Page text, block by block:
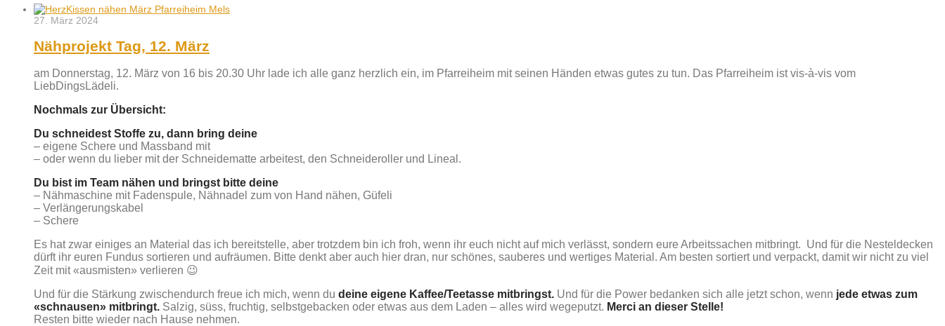
27. März 2024
Nähprojekt Tag, 12. März
am Donnerstag, 12. März von 16 bis 20.30 Uhr lade ich alle ganz herzlich ein, im Pfarreiheim mit seinen Händen etwas gutes zu tun. Das Pfarreiheim ist vis-à-vis vom
LiebDingsLädeli.
Nochmals zur Übersicht:
Du schneidest Stoffe zu, dann bring deine
– eigene Schere und Massband mit
– oder wenn du lieber mit der Schneidematte arbeitest, den Schneideroller und Lineal.
Du bist im Team nähen und bringst bitte deine
– Nähmaschine mit Fadenspule, Nähnadel zum von Hand nähen, Güfeli
– Verlängerungskabel
– Schere
Es hat zwar einiges an Material das ich bereitstelle, aber trotzdem bin ich froh, wenn ihr euch nicht auf mich verlässt, sondern eure Arbeitssachen mitbringt. Und für die Nesteldecken
dürft ihr euren Fundus sortieren und aufräumen. Bitte denkt aber auch hier dran, nur schönes, sauberes und wertiges Material. Am besten sortiert und verpackt, damit wir nicht zu viel
Zeit mit «ausmisten» verlieren 😉
Und für die Stärkung zwischendurch freue ich mich, wenn du deine eigene Kaffee/Teetasse mitbringst. Und für die Power bedanken sich alle jetzt schon, wenn jede etwas zum
«schnausen» mitbringt. Salzig, süss, fruchtig, selbstgebacken oder etwas aus dem Laden – alles wird wegeputzt. Merci an dieser Stelle!
Resten bitte wieder nach Hause nehmen.